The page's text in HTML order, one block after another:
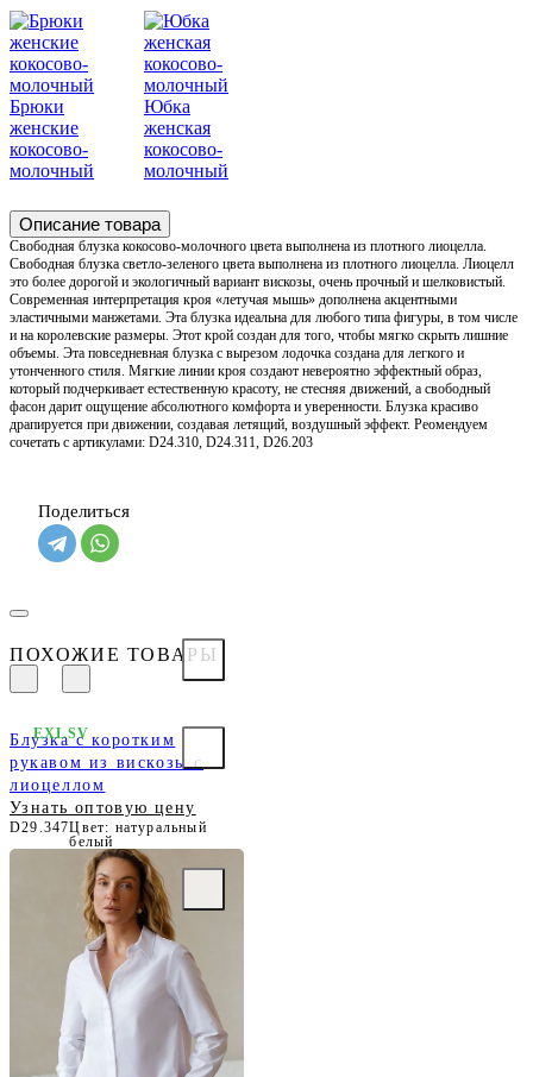
Брюки
женские
кокосово-
молочный
Юбка
женская
кокосово-
молочный
Описание товара
Свободная блузка кокосово-молочного цвета выполнена из плотного лиоцелла.
Свободная блузка светло-зеленого цвета выполнена из плотного лиоцелла. Лиоцелл
это более дорогой и экологичный вариант вискозы, очень прочный и шелковистый.
Современная интерпретация кроя «летучая мышь» дополнена акцентными
эластичными манжетами. Эта блузка идеальна для любого типа фигуры, в том числе
и на королевские размеры. Этот крой создан для того, чтобы мягко скрыть лишние
объемы. Эта повседневная блузка с вырезом лодочка создана для легкого и
утонченного стиля. Мягкие линии кроя создают невероятно эффектный образ,
который подчеркивает естественную красоту, не стесняя движений, а свободный
фасон дарит ощущение абсолютного комфорта и уверенности. Блузка красиво
драпируется при движении, создавая летящий, воздушный эффект. Реомендуем
сочетать с артикулами: D24.310, D24.311, D26.203
Поделиться
ПОХОЖИЕ ТОВАРЫ
Блузка с коротким
рукавом из вискозы с
лиоцеллом
Узнать оптовую цену
D29.347Цвет: натуральный
белый
EXLSV